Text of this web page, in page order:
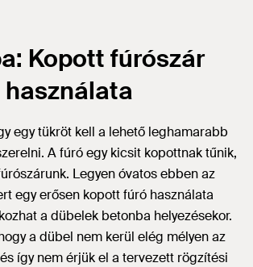
Kopott fúrószár
használata
egy tükröt kell a lehető leghamarabb
A fúró egy kicsit kopottnak tűnik,
Legyen óvatos ebben az
egy erősen kopott fúró használata
a dübelek betonba helyezésekor.
a dübel nem kerül elég mélyen az
így nem érjük el a tervezett rögzítési